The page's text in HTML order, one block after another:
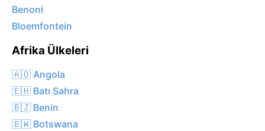
Benoni
Bloemfontein
Afrika Ülkeleri
🇦🇴 Angola
🇪🇭 Batı Sahra
🇧🇯 Benin
🇧🇼 Botswana